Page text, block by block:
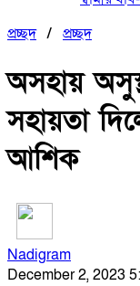
প্রচ্ছদ/ প্রচ্ছদ
অসহায়
সহায়তা
আশিক
Nadigram
December 2, 2023